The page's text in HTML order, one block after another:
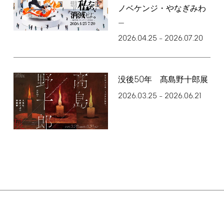
ノベケンジ・やなぎみわ
—
2026.04.25 – 2026.07.20
没後50年 髙島野十郎展
2026.03.25 – 2026.06.21